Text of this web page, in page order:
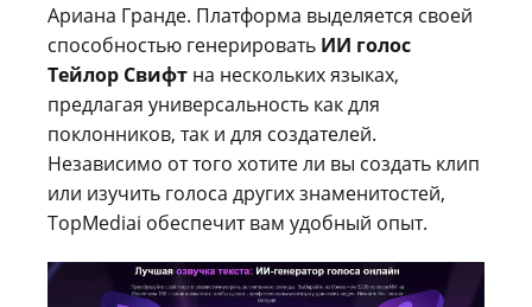
Ариана Гранде. Платформа выделяется своей
способностью генерировать ИИ голос
Тейлор Свифт на нескольких языках,
предлагая универсальность как для
поклонников, так и для создателей.
Независимо от того хотите ли вы создать клип
или изучить голоса других знаменитостей,
TopMediai обеспечит вам удобный опыт.